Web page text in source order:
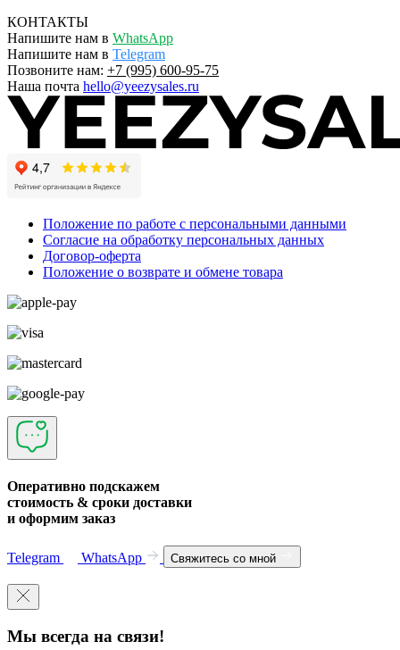
КОНТАКТЫ
Напишите нам в WhatsApp
Напишите нам в Telegram
Позвоните нам: +7 (995) 600-95-75
Наша почта hello@yeezysales.ru
Положение по работе с персональными данными
Согласие на обработку персональных данных
Договор-оферта
Положение о возврате и обмене товара
Оперативно подскажем
стоимость & сроки доставки
и оформим заказ
Telegram WhatsApp Свяжитесь со мной
Мы всегда на связи!